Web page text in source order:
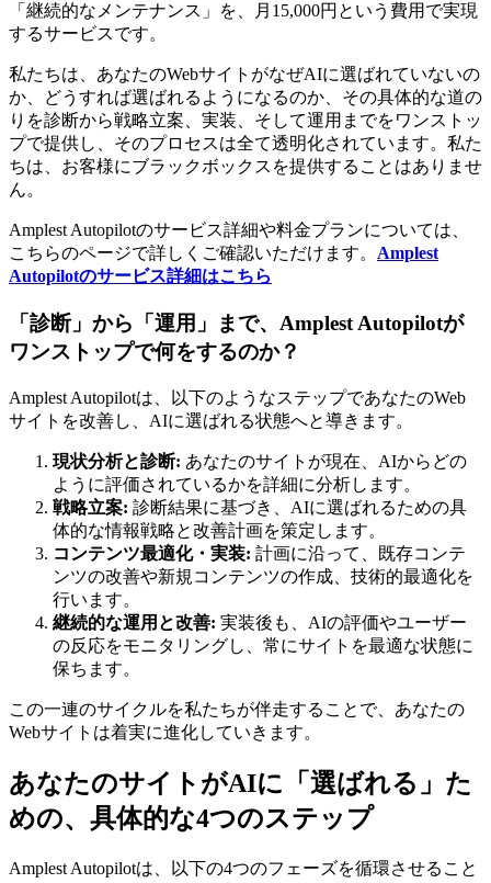
「継続的なメンテナンス」を、月15,000円という費用で実現
するサービスです。
私たちは、あなたのWebサイトがなぜAIに選ばれていないの
か、どうすれば選ばれるようになるのか、その具体的な道の
りを診断から戦略立案、実装、そして運用までをワンストッ
プで提供し、そのプロセスは全て透明化されています。私た
ちは、お客様にブラックボックスを提供することはありませ
ん。
Amplest Autopilotのサービス詳細や料金プランについては、
こちらのページで詳しくご確認いただけます。 Amplest
Autopilotのサービス詳細はこちら
「診断」から「運用」まで、Amplest Autopilotが
ワンストップで何をするのか？
Amplest Autopilotは、以下のようなステップであなたのWeb
サイトを改善し、AIに選ばれる状態へと導きます。
現状分析と診断: あなたのサイトが現在、AIからどの
ように評価されているかを詳細に分析します。
戦略立案: 診断結果に基づき、AIに選ばれるための具
体的な情報戦略と改善計画を策定します。
コンテンツ最適化・実装: 計画に沿って、既存コンテ
ンツの改善や新規コンテンツの作成、技術的最適化を
行います。
継続的な運用と改善: 実装後も、AIの評価やユーザー
の反応をモニタリングし、常にサイトを最適な状態に
保ちます。
この一連のサイクルを私たちが伴走することで、あなたの
Webサイトは着実に進化していきます。
あなたのサイトがAIに「選ばれる」た
めの、具体的な4つのステップ
Amplest Autopilotは、以下の4つのフェーズを循環させること